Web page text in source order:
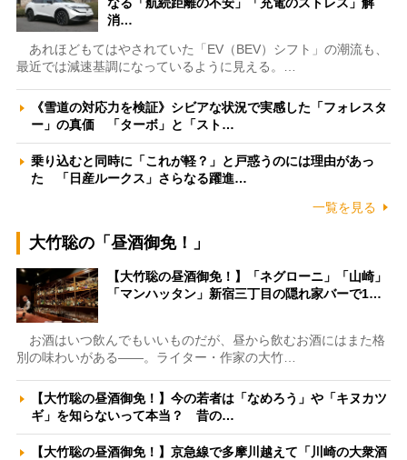
消…
あれほどもてはやされていた「EV（BEV）シフト」の潮流も、
最近では減速基調になっているように見える。…
《雪道の対応力を検証》シビアな状況で実感した「フォレスタ
ー」の真価 「ターボ」と「スト…
乗り込むと同時に「これが軽？」と戸惑うのには理由があっ
た 「日産ルークス」さらなる躍進…
一覧を見る
大竹聡の「昼酒御免！」
【大竹聡の昼酒御免！】「ネグローニ」「山崎」
「マンハッタン」新宿三丁目の隠れ家バーで1…
お酒はいつ飲んでもいいものだが、昼から飲むお酒にはまた格
別の味わいがある――。ライター・作家の大竹…
【大竹聡の昼酒御免！】今の若者は「なめろう」や「キヌカツ
ギ」を知らないって本当？ 昔の…
【大竹聡の昼酒御免！】京急線で多摩川越えて「川崎の大衆酒